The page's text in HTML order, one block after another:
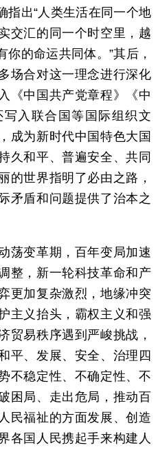
指出“人类生活在同一个地
交汇的同一个时空里，越
的命运共同体。”其后，
场合对这一理念进行深化
《中国共产党章程》《中
入联合国等国际组织文
成为新时代中国特色大国
久和平、普遍安全、共同
的世界指明了必由之路，
矛盾和问题提供了治本之
变革期，百年变局加速
整，新一轮科技革命和产
更加复杂激烈，地缘冲突
主义抬头，霸权主义和强
贸易秩序遇到严峻挑战，
平、发展、安全、治理四
不稳定性、不确定性、不
困局、走出危局，推动百
民福祉的方面发展、创造
各国人民携起手来构建人